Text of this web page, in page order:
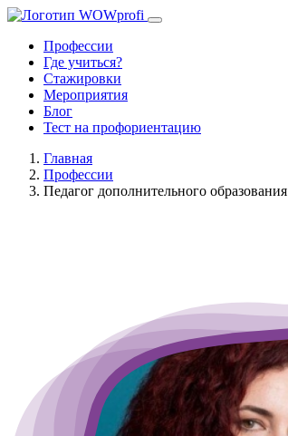
Профессии
Где учиться?
Стажировки
Мероприятия
Блог
Тест на профориентацию
Главная
Профессии
Педагог дополнительного образования